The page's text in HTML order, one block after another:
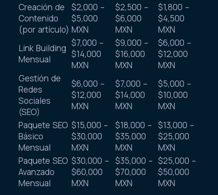
Creación de
Contenido
(por artículo)
$2,000 –
$5,000
MXN
$2,500 –
$6,000
MXN
$1,800 –
$4,500
MXN
Link Building
Mensual
$7,000 –
$14,000
MXN
$9,000 –
$16,000
MXN
$6,000 –
$12,000
MXN
Gestión de
Redes
Sociales
(SEO)
$6,000 –
$12,000
MXN
$7,000 –
$14,000
MXN
$5,000 –
$10,000
MXN
Paquete SEO
Básico
Mensual
$15,000 –
$30,000
MXN
$18,000 –
$35,000
MXN
$13,000 –
$25,000
MXN
Paquete SEO
Avanzado
Mensual
$30,000 –
$60,000
MXN
$35,000 –
$70,000
MXN
$25,000 –
$50,000
MXN